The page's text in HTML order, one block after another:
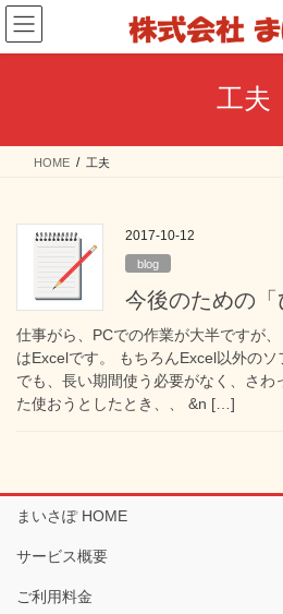
コ
ン
テ
ス
ナ
ビ
ゲ
ン
工夫
HOME 工夫
2017-10-12
blog
今後のための「
仕事がら、PCでの作業が大半ですが
はExcelです。 もちろんExcel以外のソ
でも、長い期間使う必要がなく、さわ
た使おうとしたとき、、 &n […]
まいさぽ HOME
サービス概要
ご利用料金